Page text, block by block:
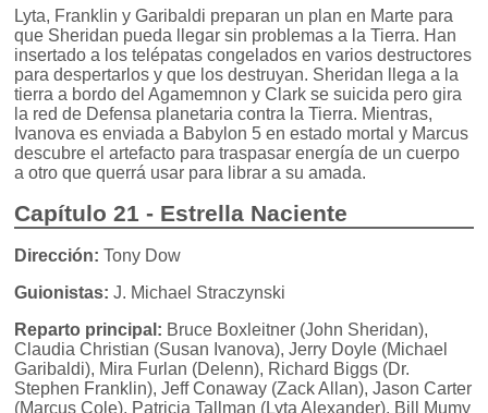
Lyta, Franklin y Garibaldi preparan un plan en Marte para
que Sheridan pueda llegar sin problemas a la Tierra. Han
insertado a los telépatas congelados en varios destructores
para despertarlos y que los destruyan. Sheridan llega a la
tierra a bordo del Agamemnon y Clark se suicida pero gira
la red de Defensa planetaria contra la Tierra. Mientras,
Ivanova es enviada a Babylon 5 en estado mortal y Marcus
descubre el artefacto para traspasar energía de un cuerpo
a otro que querrá usar para librar a su amada.
Capítulo 21 - Estrella Naciente
Dirección: Tony Dow
Guionistas: J. Michael Straczynski
Reparto principal: Bruce Boxleitner (John Sheridan),
Claudia Christian (Susan Ivanova), Jerry Doyle (Michael
Garibaldi), Mira Furlan (Delenn), Richard Biggs (Dr.
Stephen Franklin), Jeff Conaway (Zack Allan), Jason Carter
(Marcus Cole), Patricia Tallman (Lyta Alexander), Bill Mumy